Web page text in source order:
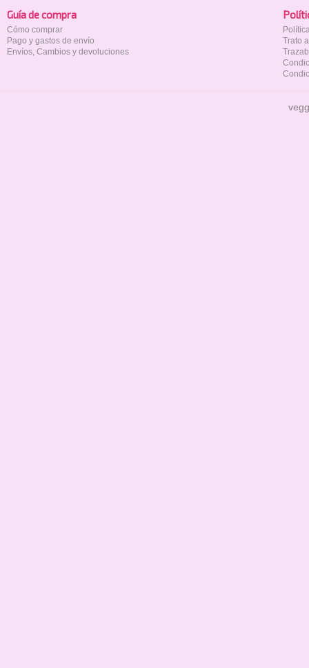
Guía de compra
Cómo comprar
Pago y gastos de envío
Envíos, Cambios y devoluciones
Trato